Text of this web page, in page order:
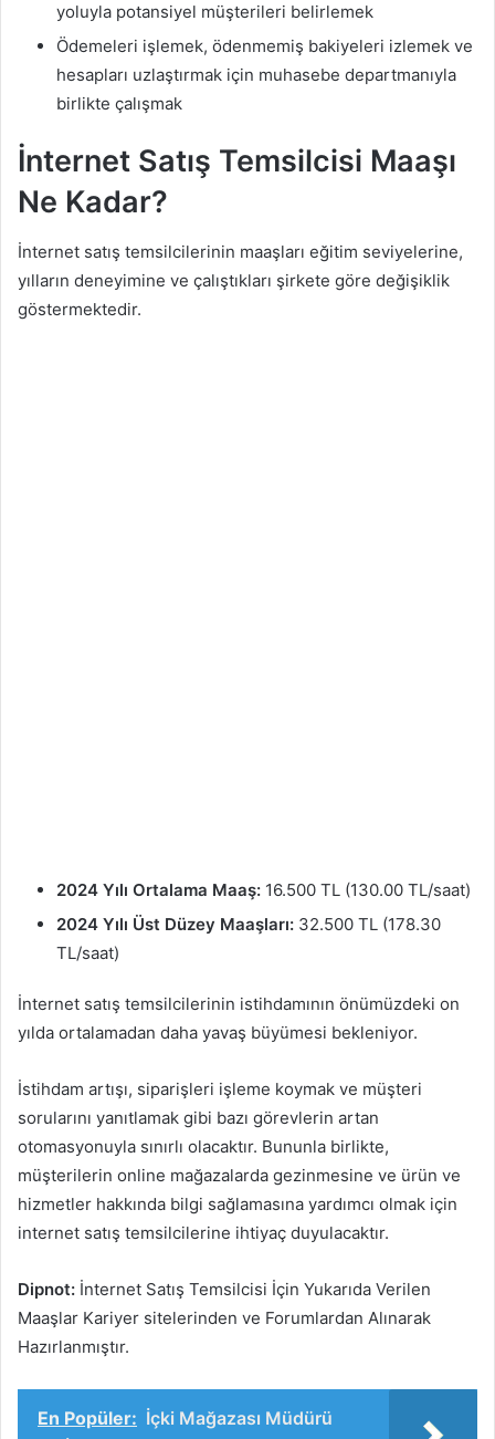
yoluyla potansiyel müşterileri belirlemek
Ödemeleri işlemek, ödenmemiş bakiyeleri izlemek ve
hesapları uzlaştırmak için muhasebe departmanıyla
birlikte çalışmak
İnternet Satış Temsilcisi Maaşı
Ne Kadar?
İnternet satış temsilcilerinin maaşları eğitim seviyelerine,
yılların deneyimine ve çalıştıkları şirkete göre değişiklik
göstermektedir.
2024 Yılı Ortalama Maaş: 16.500 TL (130.00 TL/saat)
2024 Yılı Üst Düzey Maaşları: 32.500 TL (178.30
TL/saat)
İnternet satış temsilcilerinin istihdamının önümüzdeki on
yılda ortalamadan daha yavaş büyümesi bekleniyor.
İstihdam artışı, siparişleri işleme koymak ve müşteri
sorularını yanıtlamak gibi bazı görevlerin artan
otomasyonuyla sınırlı olacaktır. Bununla birlikte,
müşterilerin online mağazalarda gezinmesine ve ürün ve
hizmetler hakkında bilgi sağlamasına yardımcı olmak için
internet satış temsilcilerine ihtiyaç duyulacaktır.
Dipnot: İnternet Satış Temsilcisi İçin Yukarıda Verilen
Maaşlar Kariyer sitelerinden ve Forumlardan Alınarak
Hazırlanmıştır.
En Popüler: İçki Mağazası Müdürü